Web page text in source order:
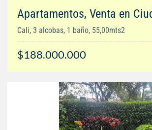
Apartamentos, Venta en
Cali, 3 alcobas, 1 baño, 55,00mts2
$188.000.000